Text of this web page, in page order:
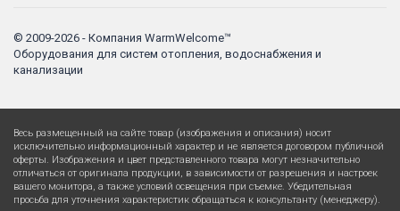
© 2009-2026 - Компания WarmWelcome™
Оборудования для систем отопления, водоснабжения и
канализации
Весь размещенный на сайте товар (изображения и описания) носит
исключительно информационный характер и не является договором публичной
оферты. Изображения и цвет представленного товара могут незначительно
отличаться от оригинала продукции, в зависимости от разрешения и настроек
вашего монитора, а также условий освещения при съемке. Убедительная
просьба для уточнения характеристик обращаться к консультанту (менеджеру).